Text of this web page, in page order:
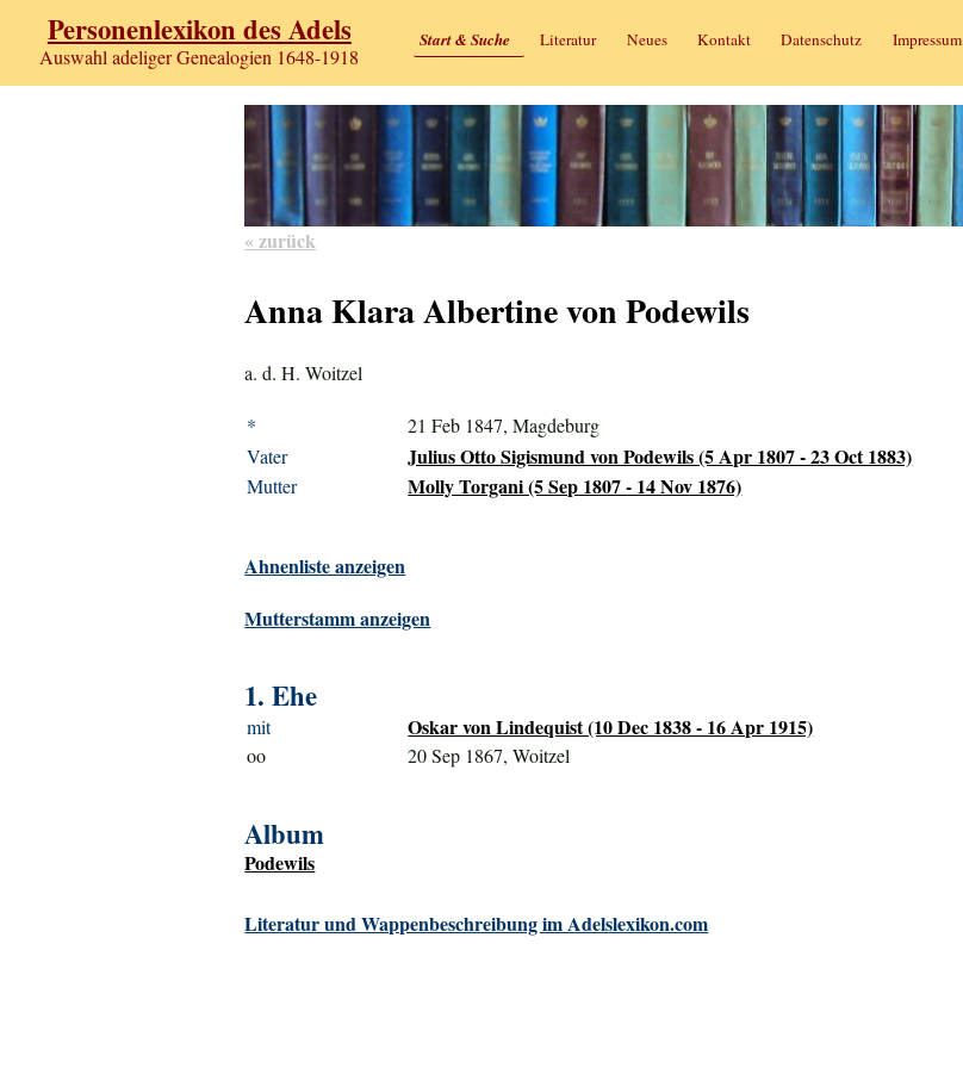
Personenlexikon des Adels
Auswahl adeliger Genealogien 1648-1918
Start & Suche Literatur Neues Kontakt Datenschutz Impressum
« zurück
Anna Klara Albertine von Podewils
a. d. H. Woitzel
*
21 Feb 1847, Magdeburg
Vater
Julius Otto Sigismund von Podewils (5 Apr 1807 - 23 Oct 1883)
Mutter Molly Torgani (5 Sep 1807 - 14 Nov 1876)
Ahnenliste anzeigen
Mutterstamm anzeigen
1. Ehe
mit Oskar von Lindequist (10 Dec 1838 - 16 Apr 1915)
oo 20 Sep 1867, Woitzel
Album
Podewils
Literatur und Wappenbeschreibung im Adelslexikon.com